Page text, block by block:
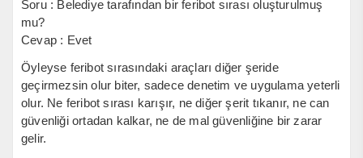
Soru : Belediye tarafından bir feribot sırası oluşturulmuş
mu?
Cevap : Evet
Öyleyse feribot sırasındaki araçları diğer şeride
geçirmezsin olur biter, sadece denetim ve uygulama yeterli
olur. Ne feribot sırası karışır, ne diğer şerit tıkanır, ne can
güvenliği ortadan kalkar, ne de mal güvenliğine bir zarar
gelir.